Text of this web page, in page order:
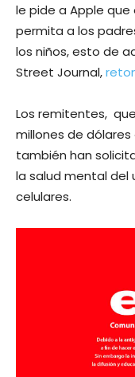
le pide a Apple
permita a los
los niños, esto de
Street Journal,
Los remitentes,
millones de
también han
la salud mental del
celulares.